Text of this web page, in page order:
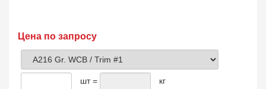
Затвор дисковый
Butterfly Valve
1
Фильтр сетчатый
Strainer
Цена по запросу
шт = кг